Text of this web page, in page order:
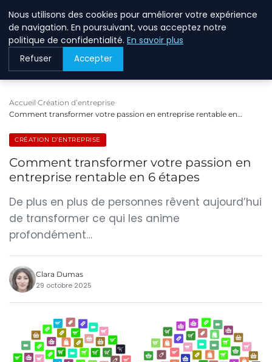
BREIGHAWAY
Accueil Création d’entreprise
Comment transformer votre passion en entreprise rentable en…
CRÉATION D’ENTREPRISE
Comment transformer votre passion en
entreprise rentable en 6 étapes
De plus en plus de personnes rêvent aujourd’hui
de transformer ce qui les anime
profondément…
Clara Dumas
29 octobre 2025
Nous utilisons des cookies pour améliorer votre expérience
de navigation. En poursuivant, vous acceptez notre
politique de confidentialité. En savoir plus
Refuser Accepter